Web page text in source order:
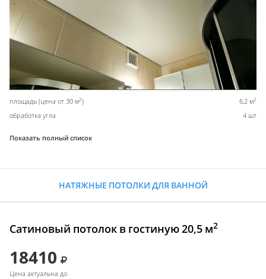
площадь (цена от 30 м2) 6,2 м2
обработка угла 4 шт
Показать полный список
НАТЯЖНЫЕ ПОТОЛКИ ДЛЯ ВАННОЙ
Сатиновый потолок в гостиную 20,5 м2
18410
Цена актуальна до